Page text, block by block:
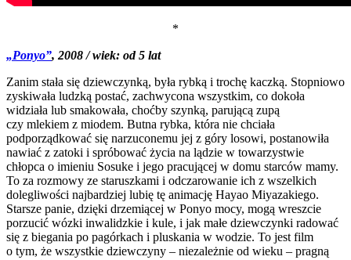
*
„Ponyo”, 2008 / wiek: od 5 lat
Zanim stała się dziewczynką, była rybką i trochę kaczką. Stopniowo
zyskiwała ludzką postać, zachwycona wszystkim, co dokoła
widziała lub smakowała, choćby szynką, parującą zupą
czy mlekiem z miodem. Butna rybka, która nie chciała
podporządkować się narzuconemu jej z góry losowi, postanowiła
nawiać z zatoki i spróbować życia na lądzie w towarzystwie
chłopca o imieniu Sosuke i jego pracującej w domu starców mamy.
To za rozmowy ze staruszkami i odczarowanie ich z wszelkich
dolegliwości najbardziej lubię tę animację Hayao Miyazakiego.
Starsze panie, dzięki drzemiącej w Ponyo mocy, mogą wreszcie
porzucić wózki inwalidzkie i kule, i jak małe dziewczynki radować
się z biegania po pagórkach i pluskania w wodzie. To jest film
o tym, że wszystkie dziewczyny – niezależnie od wieku – pragną